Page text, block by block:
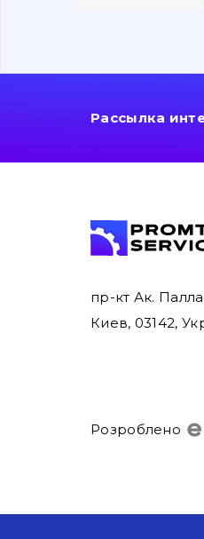
Рассылка
пр-кт Ак.
Киев, 03142,
Розроблено